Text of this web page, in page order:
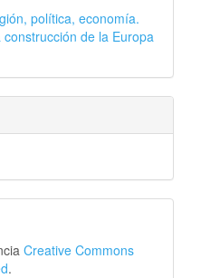
política, economía.
de la Europa
Creative Commons
.